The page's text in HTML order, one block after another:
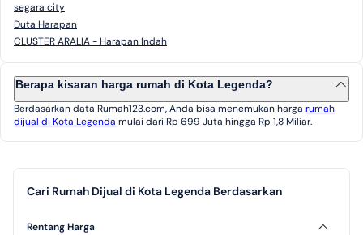
segara city
Duta Harapan
CLUSTER ARALIA - Harapan Indah
Berapa kisaran harga rumah di Kota Legenda?
Berdasarkan data Rumah123.com, Anda bisa menemukan harga rumah
dijual di Kota Legenda mulai dari Rp 699 Juta hingga Rp 1,8 Miliar.
Cari Rumah Dijual di Kota Legenda Berdasarkan
Rentang Harga